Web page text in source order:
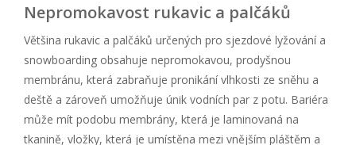
Nepromokavost rukavic a palčáků
Většina rukavic a palčáků určených pro sjezdové lyžování a
snowboarding obsahuje nepromokavou, prodyšnou
membránu, která zabraňuje pronikání vlhkosti ze sněhu a
deště a zároveň umožňuje únik vodních par z potu. Bariéra
může mít podobu membrány, která je laminovaná na
tkanině, vložky, která je umístěna mezi vnějším pláštěm a